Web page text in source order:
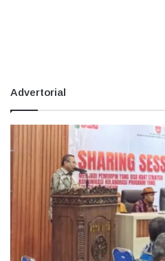
Advertorial